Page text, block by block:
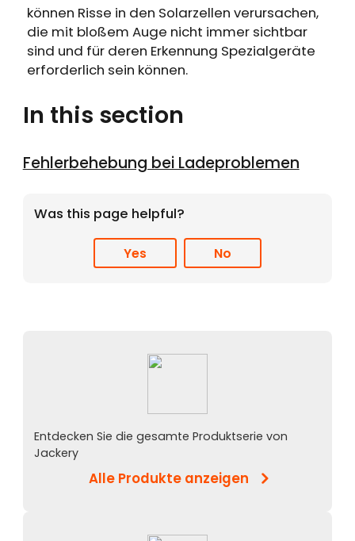
können Risse in den Solarzellen verursachen,
die mit bloßem Auge nicht immer sichtbar
sind und für deren Erkennung Spezialgeräte
erforderlich sein können.
In this section
Fehlerbehebung bei Ladeproblemen
Was this page helpful?
Yes No
Entdecken Sie die gesamte Produktserie von
Jackery
Alle Produkte anzeigen